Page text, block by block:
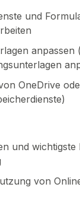
und
anpassen
OneDrive
und
von